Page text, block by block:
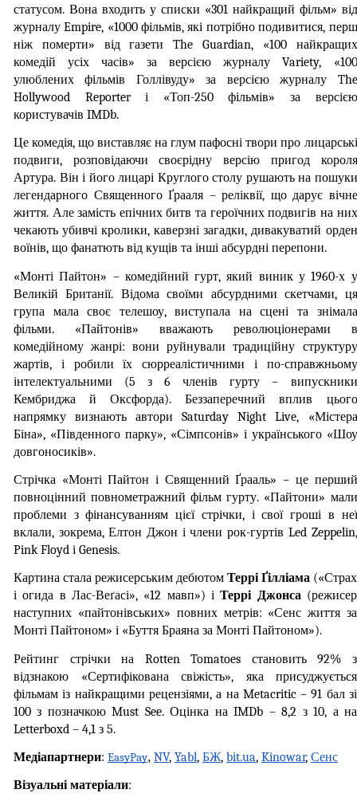
статусом. Вона входить у списки «301 найкращий фільм» від
журналу Empire, «1000 фільмів, які потрібно подивитися, перш
ніж померти» від газети The Guardian, «100 найкращих
комедій усіх часів» за версією журналу Variety, «100
улюблених фільмів Голлівуду» за версією журналу The
Hollywood Reporter і «Топ-250 фільмів» за версією
користувачів IMDb.
Це комедія, що виставляє на глум пафосні твори про лицарські
подвиги, розповідаючи своєрідну версію пригод короля
Артура. Він і його лицарі Круглого столу рушають на пошуки
легендарного Священного Ґрааля – реліквії, що дарує вічне
життя. Але замість епічних битв та героїчних подвигів на них
чекають убивчі кролики, каверзні загадки, дивакуватий орден
воїнів, що фанатють від кущів та інші абсурдні перепони.
«Монті Пайтон» – комедійний гурт, який виник у 1960-х у
Великій Британії. Відома своїми абсурдними скетчами, ця
група мала своє телешоу, виступала на сцені та знімала
фільми. «Пайтонів» вважають революціонерами в
комедійному жанрі: вони руйнували традиційну структуру
жартів, і робили їх сюрреалістичними і по-справжньому
інтелектуальними (5 з 6 членів гурту – випускники
Кембриджа й Оксфорда). Беззаперечний вплив цього
напрямку визнають автори Saturday Night Live, «Містера
Біна», «Південного парку», «Сімпсонів» і українського «Шоу
довгоносиків».
Стрічка «Монті Пайтон і Священний Ґрааль» – це перший
повноцінний повнометражний фільм гурту. «Пайтони» мали
проблеми з фінансуванням цієї стрічки, і свої гроші в неї
вклали, зокрема, Елтон Джон і члени рок-гуртів Led Zeppelin,
Pink Floyd і Genesis.
Картина стала режисерським дебютом Террі Ґілліама («Страх
і огида в Лас-Веґасі», «12 мавп») і Террі Джонса (режисер
наступних «пайтонівських» повних метрів: «Сенс життя за
Монті Пайтоном» і «Буття Браяна за Монті Пайтоном»).
Рейтинг стрічки на Rotten Tomatoes становить 92% з
відзнакою «Сертифікована свіжість», яка присуджується
фільмам із найкращими рецензіями, а на Metacritic – 91 бал зі
100 з позначкою Must See. Оцінка на IMDb – 8,2 з 10, а на
Letterboxd – 4,1 з 5.
Медіапартнери: EasyPay, NV, Yabl, БЖ, bit.ua, Kinowar, Сенс
Візуальні матеріали: